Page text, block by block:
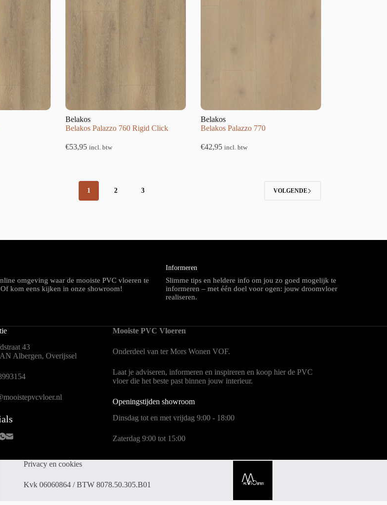
Belakos
Belakos Palazzo 760 Rigid Click
€53,95 incl. btw
Belakos
Belakos Palazzo 770
€42,95 incl. btw
1 2 3 VOLGENDE
omgeving waar de mooiste PVC vloeren te
kom eens kijken in onze showroom!
Informeren
Slimme tips en heldere info om jou zo goed mogelijk te
informeren – met één doel voor ogen: jouw droomvloer
realiseren.
43
Albergen, Overijssel
Mooiste PVC Vloeren
Onderdeel van ter Mors Wonen VOF.
Laat je adviseren, informeren en inspireren en koop hier de PVC
vloer die het beste past binnen jouw interieur.
Openingstijden showroom
Dinsdag tot en met vrijdag 9:00 - 18:00
Zaterdag 9:00 tot 15:00
Privacy en cookies
Kvk 06060864 / BTW 8078.50.305.B01